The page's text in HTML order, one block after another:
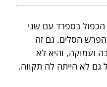
בספרד עם שני
לגיטימי. ועם 22- בהפרש הסלים. גם זה
ועמוקה, והיא לא
גם לא הייתה לה תקווה.